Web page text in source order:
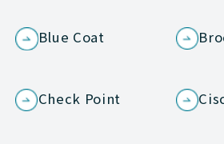
Blue Coat
Check Point